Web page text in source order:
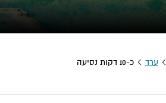
ערד כ-10 דקות נסיעה